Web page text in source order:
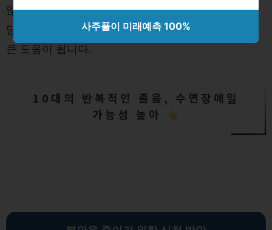
않을 수 있습니다. 만약 불안하다면 법률 전문가와 상
담을 받아보는 것이 좋습니다. 이는 심리적 안정에도
큰 도움이 됩니다.
10대의 반복적인 졸음, 수면장애일
가능성 높아
사주풀이 미래예측 100%